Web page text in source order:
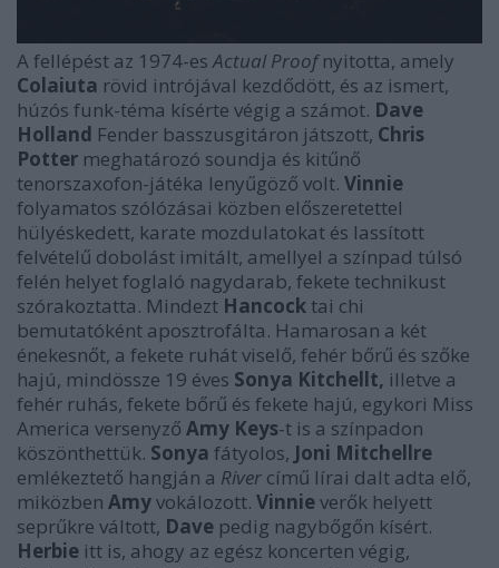
A fellépést az 1974-esActual Proofnyitotta, amely
Colaiuta rövid intrójával kezdődött, és az ismert,
húzós funk-téma kísérte végig a számot. Dave
Holland Fender basszusgitáron játszott, Chris
Potter meghatározó soundja és kitűnő
tenorszaxofon-játéka lenyűgöző volt. Vinnie
folyamatos szólózásai közben előszeretettel
hülyéskedett, karate mozdulatokat és lassított
felvételű dobolást imitált, amellyel a színpad túlsó
felén helyet foglaló nagydarab, fekete technikust
szórakoztatta. Mindezt Hancock tai chi
bemutatóként aposztrofálta. Hamarosan a két
énekesnőt, a fekete ruhát viselő, fehér bőrű és szőke
hajú, mindössze 19 éves Sonya Kitchellt, illetve a
fehér ruhás, fekete bőrű és fekete hajú, egykori Miss
America versenyző Amy Keys-t is a színpadon
köszönthettük. Sonya fátyolos, Joni Mitchellre
emlékeztető hangján a River című lírai dalt adta elő,
miközben Amyvokálozott. Vinnieverők helyett
seprűkre váltott, Dave pedig nagybőgőn kísért.
Herbie itt is, ahogy az egész koncerten végig,